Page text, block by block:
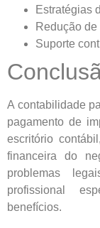
Estratégias
Redução
Suporte
A contabilidade
pagamento de
escritório
financeira do
problemas
profissional
benefícios.